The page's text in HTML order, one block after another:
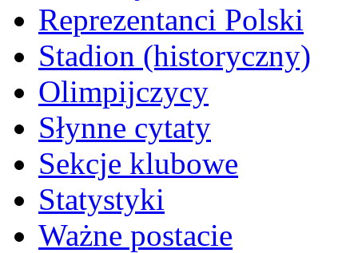
Reprezentanci Polski
Stadion (historyczny)
Olimpijczycy
Słynne cytaty
Sekcje klubowe
Statystyki
Ważne postacie